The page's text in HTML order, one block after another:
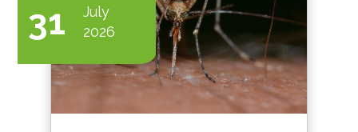
31
July
2026